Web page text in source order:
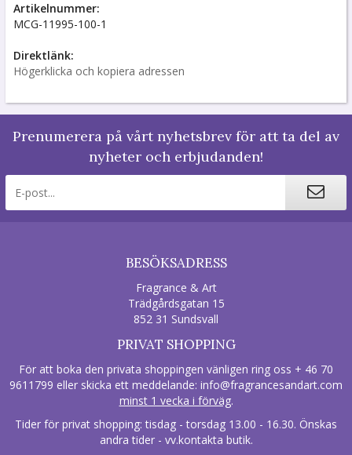
Artikelnummer:
MCG-11995-100-1
Direktlänk:
Högerklicka och kopiera adressen
Prenumerera på vårt nyhetsbrev för att ta del av
nyheter och erbjudanden!
BESÖKSADRESS
Fragrance & Art
Trädgårdsgatan 15
852 31 Sundsvall
PRIVAT SHOPPING
För att boka den privata shoppingen vänligen ring oss + 46 70
9611799 eller skicka ett meddelande: info@fragrancesandart.com
minst 1 vecka i förväg.
Tider för privat shopping: tisdag - torsdag 13.00 - 16.30. Önskas
andra tider - vv.kontakta butik.